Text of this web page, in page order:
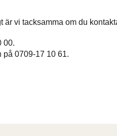
vi tacksamma om du
00.
på 0709-17 10 61.